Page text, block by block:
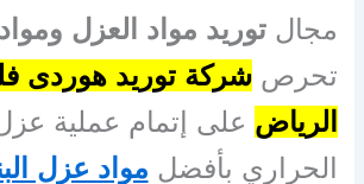
مجالتوريد مواد العزل ومواد
تحرصشركة توريد هوردى
الرياض على إتمام عملية
الحراري بأفضل مواد عزل